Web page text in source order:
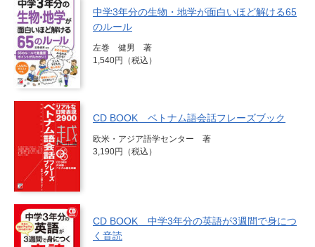
中学3年分の生物・地学が面白いほど解ける65
のルール
左巻 健男 著
1,540円（税込）
CD BOOK ベトナム語会話フレーズブック
欧米・アジア語学センター 著
3,190円（税込）
CD BOOK 中学3年分の英語が3週間で身につ
く音読